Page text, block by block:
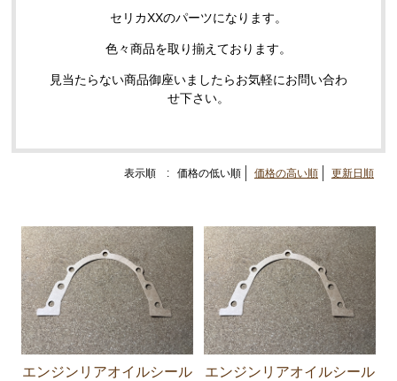
エンジンパーツ 4M-EU
エンジンパーツ 5M-EU
ステアリングパーツ（ピットマンアーム アイドラー
アーム 各種リペアキット タイロッドエンド な
ウエザーストリップ ワイヤー類
エンジンパーツ M-TEU MA63
エンジンパーツ 1G-GEU GA61
エンジンパーツ 1G-EU GA61
エンジンパーツ（マウント 他）
ブレーキパーツ（マスターシリンダー リペアキッ
セリカXXのパーツになります。
色々商品を取り揃えております。
見当たらない商品御座いましたらお気軽にお問い合わ
せ下さい。
表示順 : 価格の低い順 価格の高い順 更新日順
エンジンリアオイルシール
エンジンリアオイルシール